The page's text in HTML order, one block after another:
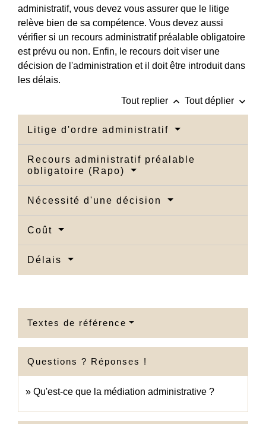
administratif, vous devez vous assurer que le litige
relève bien de sa compétence. Vous devez aussi
vérifier si un recours administratif préalable obligatoire
est prévu ou non. Enfin, le recours doit viser une
décision de l'administration et il doit être introduit dans
les délais.
Tout replier keyboard_arrow_up Tout déplier keyboard_arrow_down
Litige d'ordre administratif
Recours administratif préalable
obligatoire (Rapo)
Nécessité d'une décision
Coût
Délais
Textes de référence
Questions ? Réponses !
Qu'est-ce que la médiation administrative ?